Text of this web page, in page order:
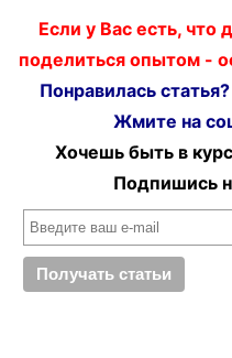
Если у Вас есть, что
поделиться опытом -
Понравилась
Жмите на
Хочешь быть в
Подпишись